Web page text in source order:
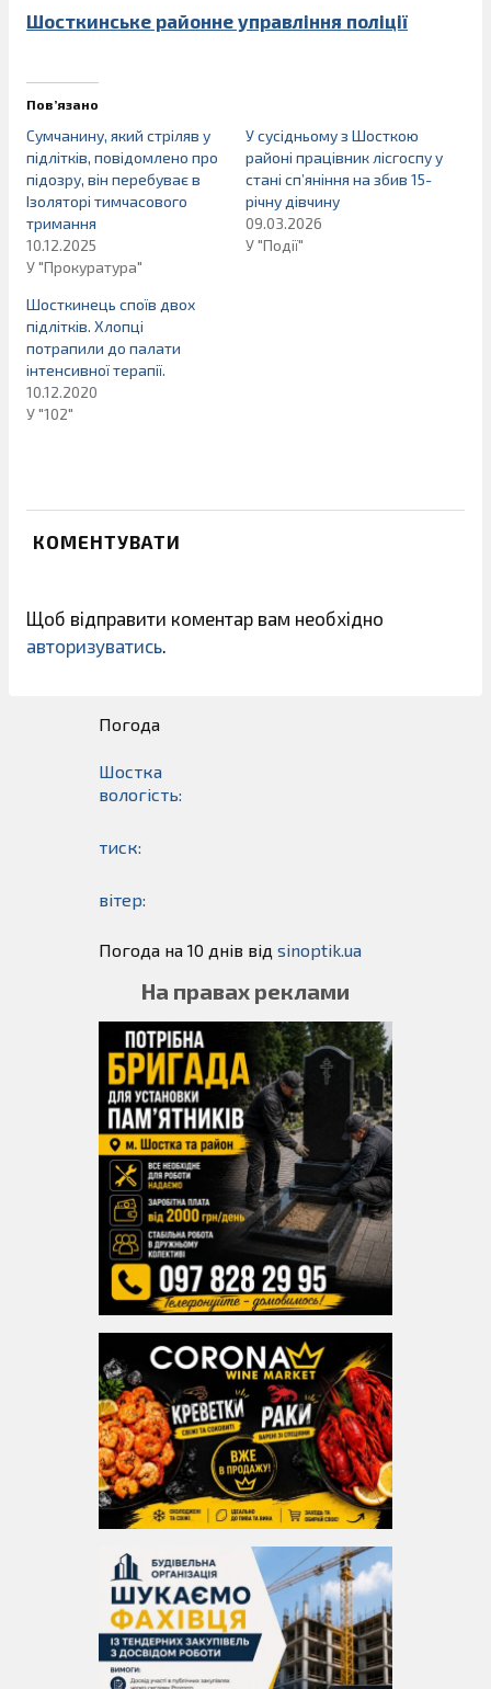
Шосткинське районне управління поліції
Пов’язано
Сумчанину, який стріляв у
підлітків, повідомлено про
підозру, він перебуває в
Ізоляторі тимчасового
тримання
10.12.2025
У "Прокуратура"
У сусідньому з Шосткою
районі працівник лісгоспу у
стані сп’яніння на збив 15-
річну дівчину
09.03.2026
У "Події"
Шосткинець споїв двох
підлітків. Хлопці
потрапили до палати
інтенсивної терапії.
10.12.2020
У "102"
КОМЕНТУВАТИ
Щоб відправити коментар вам необхідно
авторизуватись.
Погода
Шостка
вологість:
тиск:
вітер:
Погода на 10 днів від sinoptik.ua
На правах реклами